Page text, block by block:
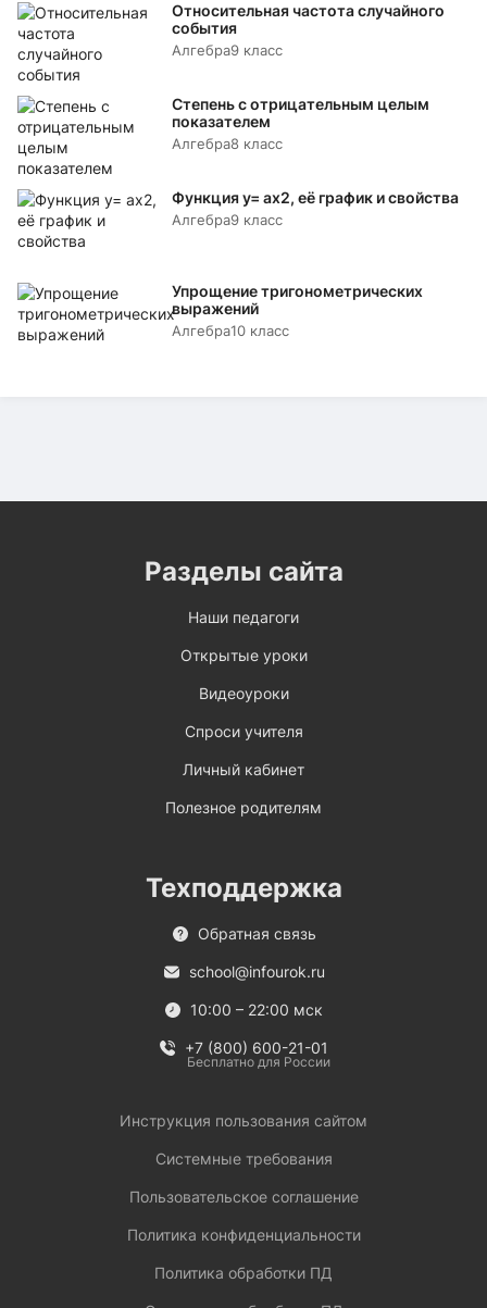
Относительная частота случайного
события
Алгебра9 класс
Степень с отрицательным целым
показателем
Алгебра8 класс
Функция y= аx2, её график и свойства
Алгебра9 класс
Упрощение тригонометрических
выражений
Алгебра10 класс
Разделы сайта
Наши педагоги
Открытые уроки
Видеоуроки
Спроси учителя
Личный кабинет
Полезное родителям
Техподдержка
Обратная связь
school@infourok.ru
10:00 – 22:00 мск
+7 (800) 600-21-01
Бесплатно для России
Инструкция пользования сайтом
Системные требования
Пользовательское соглашение
Политика конфиденциальности
Политика обработки ПД